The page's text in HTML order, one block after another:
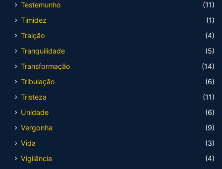
Testemunho
(11)
Timidez
(1)
Traição
(4)
Tranquilidade
(5)
Transformação
(14)
Tribulação
(6)
Tristeza
(11)
Unidade
(6)
Vergonha
(9)
Vida
(3)
Vigilância
(4)